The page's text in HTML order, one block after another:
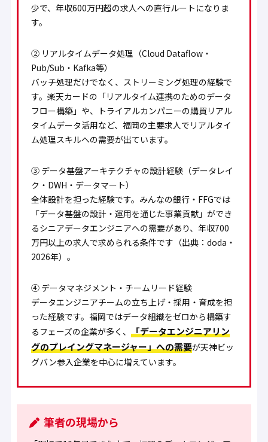
少で、年収600万円超の求人への直行ルートになりま
す。
② リアルタイムデータ処理（Cloud Dataflow・
Pub/Sub・Kafka等）
バッチ処理だけでなく、ストリーミング処理の経験で
す。楽天カードの「リアルタイム連携のためのデータ
フロー構築」や、トライアルカンパニーの購買リアル
タイムデータ活用など、福岡の主要求人でリアルタイ
ム処理スキルへの需要が出ています。
③ データ基盤アーキテクチャの設計経験（データレイ
ク・DWH・データマート）
全体設計を担った経験です。みんなの銀行・FFGでは
「データ基盤の設計・運用を通じた事業貢献」ができ
るシニアデータエンジニアへの需要があり、年収700
万円以上の求人で求められる条件です（出典：doda・
2026年）。
④ データマネジメント・チームリード経験
データエンジニアチームの立ち上げ・採用・育成を担
った経験です。福岡ではデータ組織をゼロから構築す
るフェーズの企業が多く、 「データエンジニアリン
グのプレイングマネージャー」への需要が天神ビッ
グバン参入企業を中心に増えています。
筆者の現場から